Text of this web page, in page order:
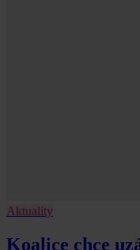
Aktuality
Koalice chce